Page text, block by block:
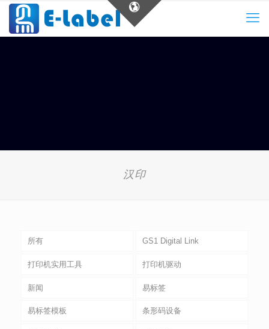
汉印
所有 GS1 Digital Link
打印机实用工具 打印机驱动
新闻 易标签
易标签模板 条形码设备